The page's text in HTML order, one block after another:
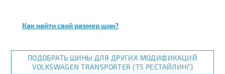
Как найти свой размер шин?
ПОДОБРАТЬ ШИНЫ ДЛЯ ДРУГИХ МОДИФИКАЦИЙ
VOLKSWAGEN TRANSPORTER (T5 РЕСТАЙЛИНГ)